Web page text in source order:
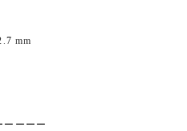
mm
ーーーー